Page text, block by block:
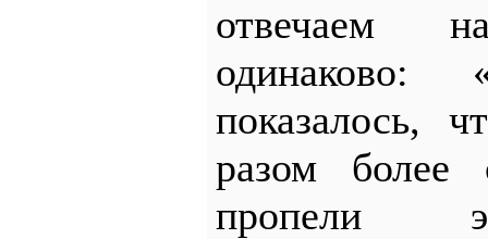
отвечаем
одинаково:
показалось,
разом более
пропели